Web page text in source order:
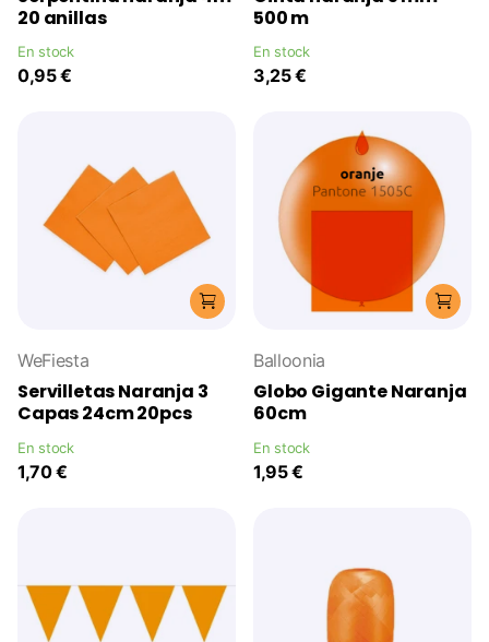
20 anillas
En stock
0,95 €
500 m
En stock
3,25 €
WeFiesta
Servilletas Naranja 3
Capas 24cm 20pcs
En stock
1,70 €
Balloonia
Globo Gigante Naranja
60cm
En stock
1,95 €